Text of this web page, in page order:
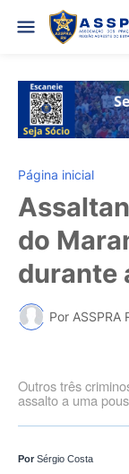
Página inicial
do
durante
Por ASSPRA
Outros três
assalto a uma
Por Sérgio Costa